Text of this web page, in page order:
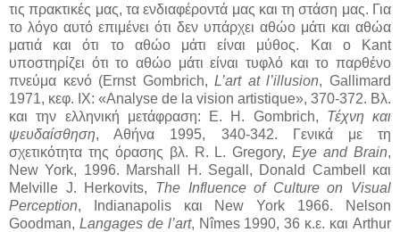
τις πρακτικές μας, τα ενδιαφέροντά μας και τη στάση μας. Για
το λόγο αυτό επιμένει ότι δεν υπάρχει αθώο μάτι και αθώα
ματιά και ότι το αθώο μάτι είναι μύθος. Και ο Kant
υποστηρίζει ότι το αθώο μάτι είναι τυφλό και το παρθένο
πνεύμα κενό (Ernst Gombrich,L’art at l’illusion, Gallimard
1971, κεφ. ΙΧ: «Analyse de la vision artistique», 370-372. Βλ.
και την ελληνική μετάφραση: E. H. Gombrich, Τέχνη και
ψευδαίσθηση, Αθήνα 1995, 340-342. Γενικά με τη
σχετικότητα της όρασης βλ. R. L. Gregory,Eye and Brain,
New York, 1996. Marshall H. Segall, Donald Cambell και
Melville J. Herkovits, The Influence of Culture on Visual
Perception, Indianapolis και New York 1966. Nelson
Goodman, Langages de l’art, Nîmes 1990, 36 κ.ε. και Arthur